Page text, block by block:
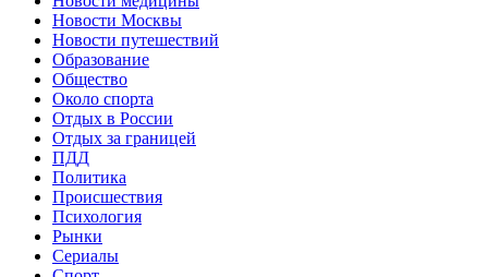
Новости Москвы
Новости путешествий
Образование
Общество
Около спорта
Отдых в России
Отдых за границей
ПДД
Политика
Происшествия
Психология
Рынки
Сериалы